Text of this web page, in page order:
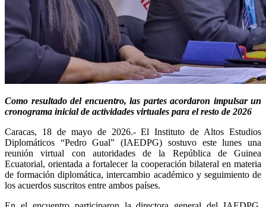
Como resultado del encuentro, las partes acordaron impulsar un
cronograma inicial de actividades virtuales para el resto de 2026
Caracas, 18 de mayo de 2026.- El Instituto de Altos Estudios
Diplomáticos “Pedro Gual” (IAEDPG) sostuvo este lunes una
reunión virtual con autoridades de la República de Guinea
Ecuatorial, orientada a fortalecer la cooperación bilateral en materia
de formación diplomática, intercambio académico y seguimiento de
los acuerdos suscritos entre ambos países.